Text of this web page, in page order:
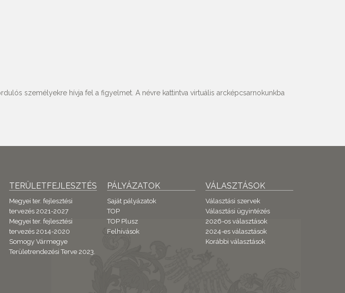
személyekre hívja fel a figyelmet. A névre kattintva virtuális arcképcsarnokunkba
TERÜLETFEJLESZTÉS
Megyei ter. fejlesztési
tervezés 2021-2027
Megyei ter. fejlesztési
tervezés 2014-2020
Somogy Vármegye
Területrendezési Terve 2023.
PÁLYÁZATOK
Saját pályázatok
TOP
TOP Plusz
Felhívások
VÁLASZTÁSOK
Választási szervek
Választási ügyintézés
2026-os választások
2024-es választások
Korábbi választások